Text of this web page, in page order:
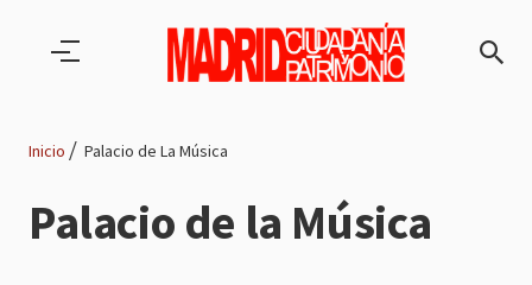
Ruta
de
Inicio Palacio de La Música
Palacio de la Música